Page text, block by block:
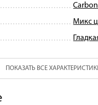
Микс
ПОКАЗАТЬ ВСЕ